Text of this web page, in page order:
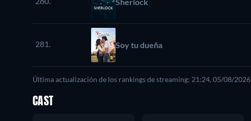
281. Soy tu dueña
Última actualización de los rankings de streaming: 21:24, 05/08/2026
CAST